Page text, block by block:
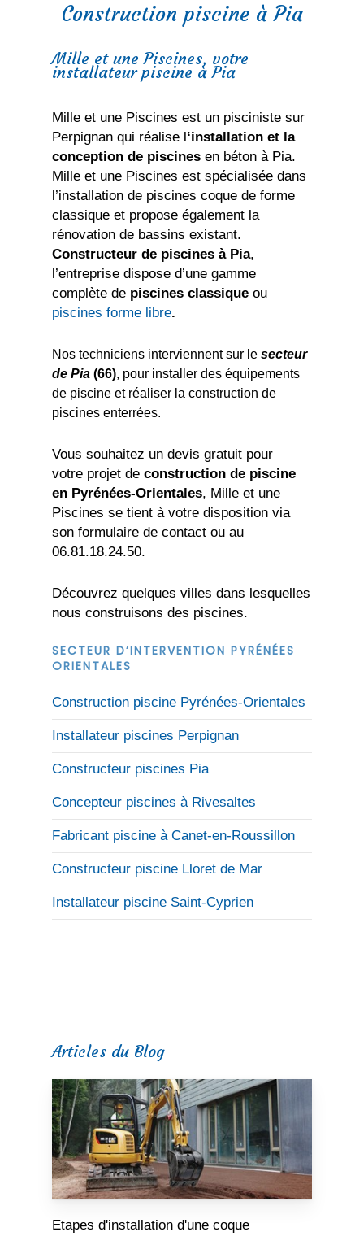
Construction piscine à Pia
Mille et une Piscines, votre
installateur piscine à Pia
Mille et une Piscines est un pisciniste sur
Perpignan qui réalise l ‘installation et la
conception de piscines en béton à Pia.
Mille et une Piscines est spécialisée dans
l’installation de piscines coque de forme
classique et propose également la
rénovation de bassins existant.
Constructeur de piscines à Pia,
l’entreprise dispose d’une gamme
complète de piscines classiqueou
piscines forme libre.
Nos techniciens interviennent sur lesecteur
de Pia (66), pour installer des équipements
de piscine et réaliser la construction de
piscines enterrées.
Vous souhaitez un devis gratuit pour
votre projet deconstruction de piscine
en Pyrénées-Orientales, Mille et une
Piscines se tient à votre disposition via
son formulaire de contact ou au
06.81.18.24.50.
Découvrez quelques villes dans lesquelles
nous construisons des piscines.
SECTEUR D’INTERVENTION PYRÉNÉES
ORIENTALES
Construction piscine Pyrénées-Orientales
Installateur piscines Perpignan
Constructeur piscines Pia
Concepteur piscines à Rivesaltes
Fabricant piscine à Canet-en-Roussillon
Constructeur piscine Lloret de Mar
Installateur piscine Saint-Cyprien
Articles du Blog
Etapes d'installation d'une coque